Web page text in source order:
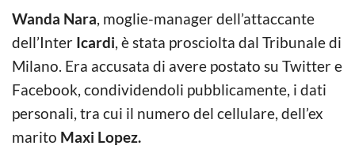
Wanda Nara, moglie-manager dell’attaccante
dell’Inter Icardi, è stata prosciolta dal Tribunale di
Milano. Era accusata di avere postato su Twitter e
Facebook, condividendoli pubblicamente, i dati
personali, tra cui il numero del cellulare, dell’ex
marito Maxi Lopez.